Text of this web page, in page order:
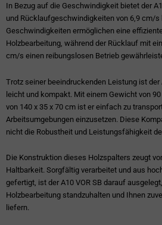
In Bezug auf die Geschwindigkeit bietet der
und Rücklaufgeschwindigkeiten von 6,9 cm/s
Geschwindigkeiten ermöglichen eine
Holzbearbeitung, während der Rücklauf mit
cm/s einen reibungslosen Betrieb
Trotz seiner beeindruckenden Leistung ist der
leicht und kompakt. Mit einem Gewicht von
von 140 x 35 x 70 cm ist er einfach zu
Arbeitsumgebungen einzusetzen. Diese
nicht die Robustheit und Leistungsfähigkeit
Die Konstruktion dieses Holzspalters zeugt
Haltbarkeit. Sorgfältig verarbeitet und aus
gefertigt, ist der A10 VOR SB darauf
Holzbearbeitung standzuhalten und Ihnen
liefern.